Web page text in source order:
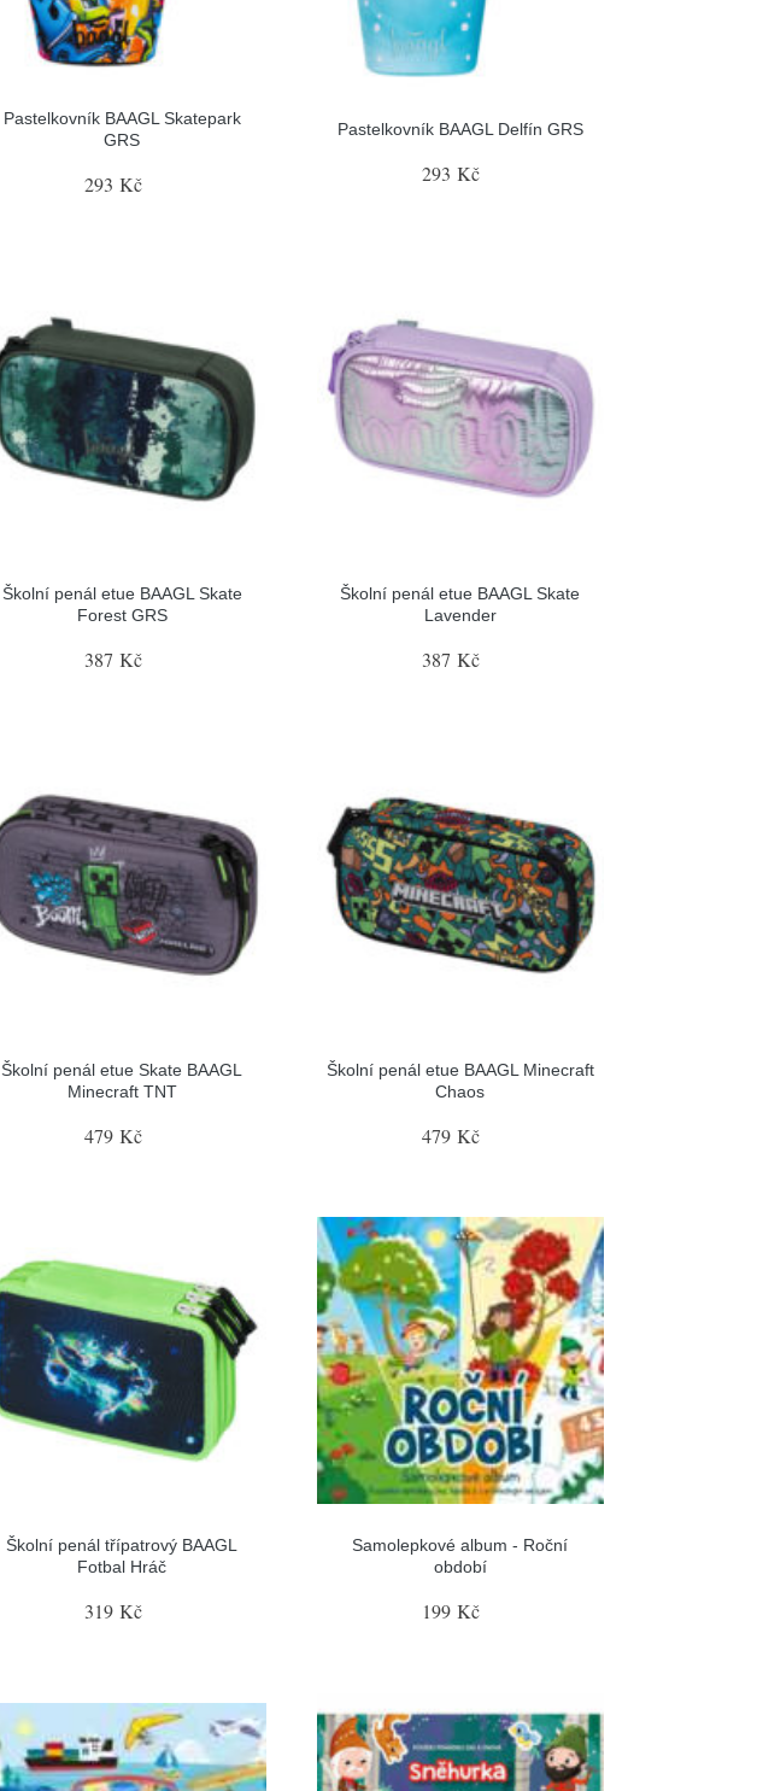
Pastelkovník BAAGL Skatepark
GRS
293 Kč
Pastelkovník BAAGL Delfín GRS
293 Kč
Školní penál etue BAAGL Skate
Forest GRS
387 Kč
Školní penál etue BAAGL Skate
Lavender
387 Kč
Školní penál etue Skate BAAGL
Minecraft TNT
479 Kč
Školní penál etue BAAGL Minecraft
Chaos
479 Kč
Školní penál třípatrový BAAGL
Fotbal Hráč
319 Kč
Samolepkové album - Roční
období
199 Kč